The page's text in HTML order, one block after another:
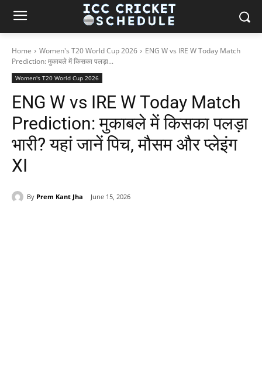
Home Women's T20 World Cup 2026
ENG W vs IRE W Today Match
Prediction: मुकाबले में किसका पलड़ा...
Women's T20 World Cup 2026
ENG W vs IRE W Today Match
Prediction: मुकाबले में किसका पलड़ा
भारी? यहां जानें पिच, मौसम और प्लेइंग
XI
By Prem Kant Jha June 15, 2026